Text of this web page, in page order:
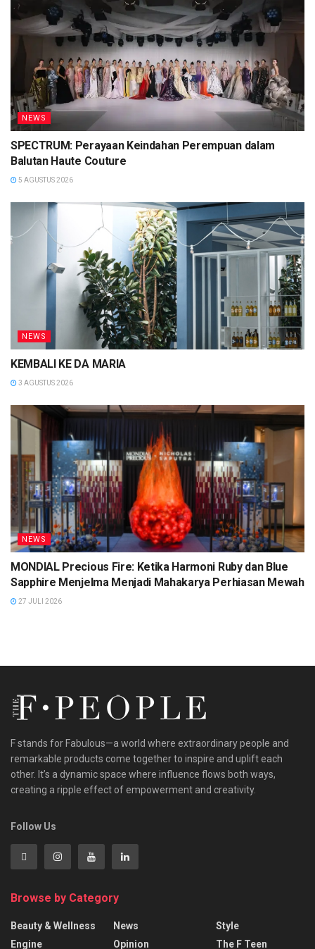
NEWS
SPECTRUM: Perayaan Keindahan Perempuan dalam
Balutan Haute Couture
5 AGUSTUS 2026
NEWS
KEMBALI KE DA MARIA
3 AGUSTUS 2026
NEWS
MONDIAL Precious Fire: Ketika Harmoni Ruby dan Blue
Sapphire Menjelma Menjadi Mahakarya Perhiasan Mewah
27 JULI 2026
F stands for Fabulous—a world where extraordinary people and
remarkable products come together to inspire and uplift each
other. It’s a dynamic space where influence flows both ways,
creating a ripple effect of empowerment and creativity.
Follow Us
Browse by Category
Beauty & Wellness
Engine
News
Opinion
Style
The F Teen